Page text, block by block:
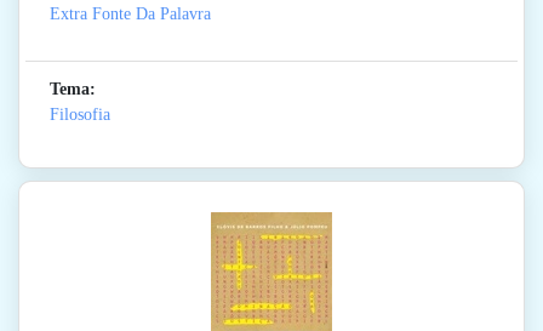
Extra Fonte Da Palavra
Tema:
Filosofia